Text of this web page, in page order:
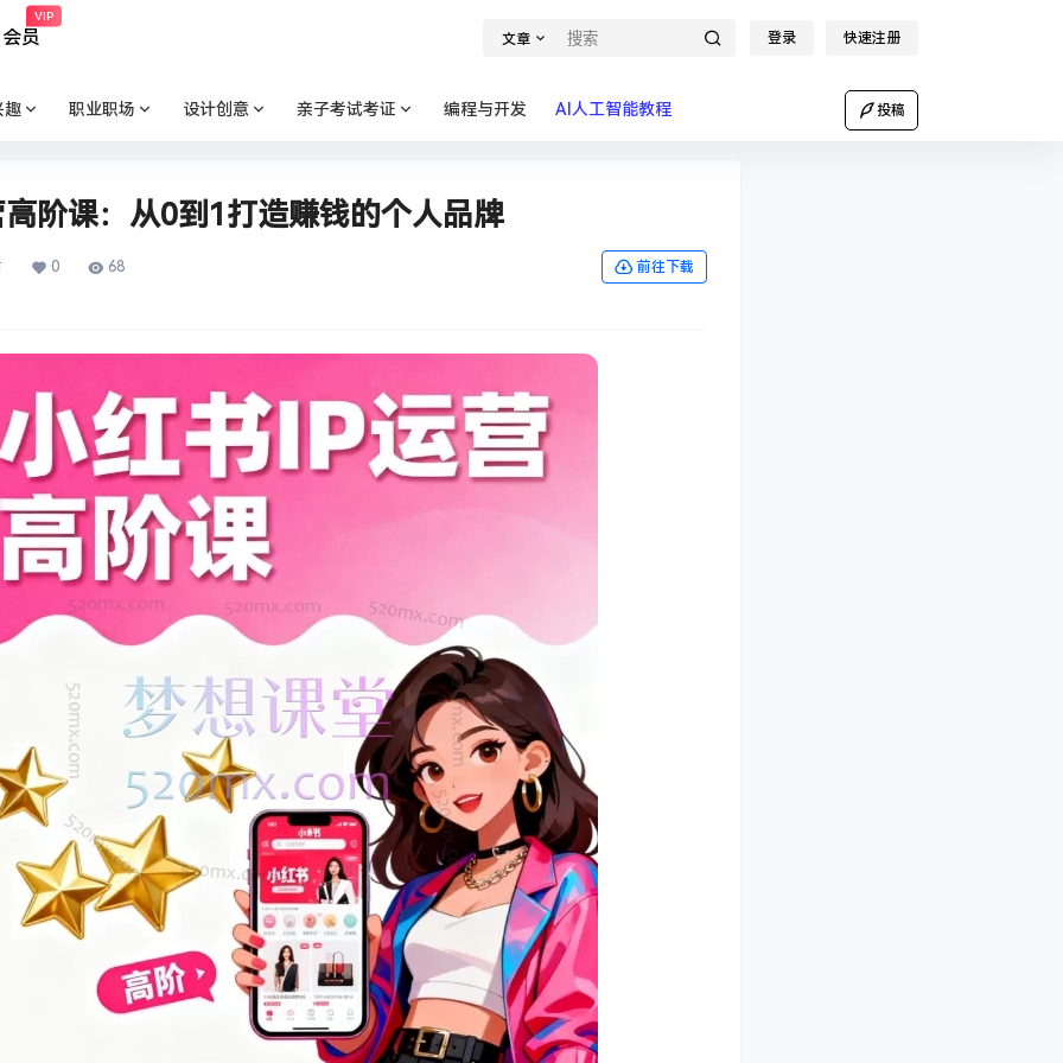
会员
VIP
文章 登录 快速注册
趣 职业职场 设计创意 亲子考试考证 编程与开发 AI人工智能教程 投稿
阶课：从0到1打造赚钱的个人品牌
0 68 前往下载